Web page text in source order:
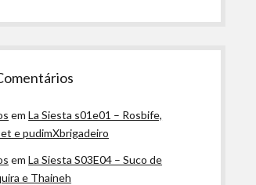
emLa Siesta s01e01 – Rosbife,
e pudimXbrigadeiro
emLa Siesta S03E04 – Suco de
e Thaineh